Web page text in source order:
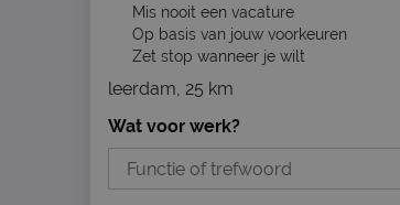
Mis nooit een vacature
Op basis van jouw voorkeuren
Zet stop wanneer je wilt
leerdam, 25 km
Wat voor werk?